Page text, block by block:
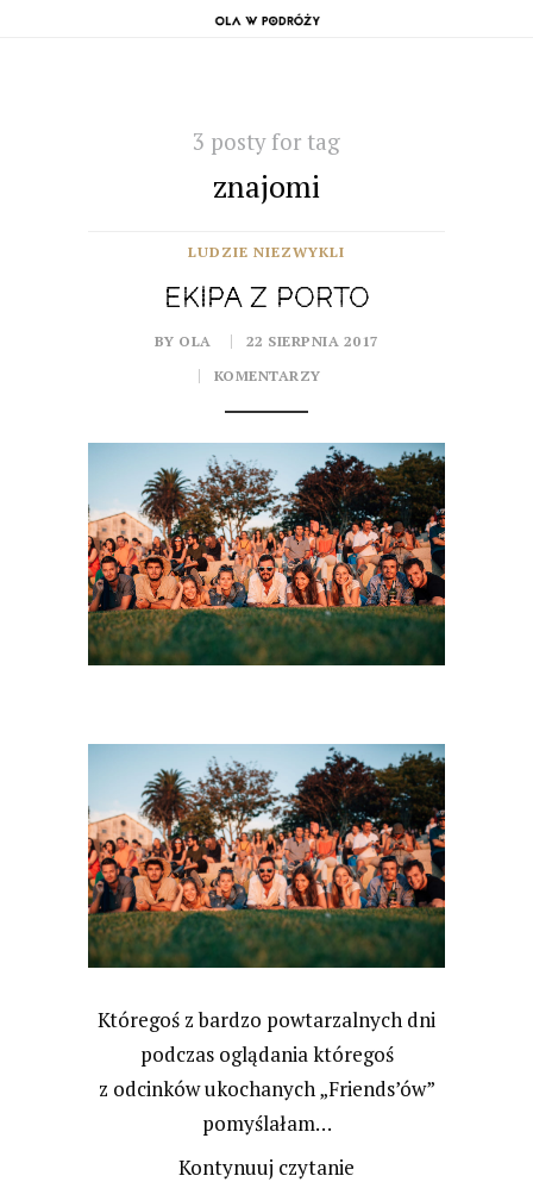
3 posty for tag
znajomi
LUDZIE NIEZWYKLI
EKIPA Z PORTO
BY OLA
22 SIERPNIA 2017
KOMENTARZY
​Któregoś z bardzo powtarzalnych dni
podczas oglądania któregoś
z odcinków ukochanych „Friends’ów”
pomyślałam…
Kontynuuj czytanie